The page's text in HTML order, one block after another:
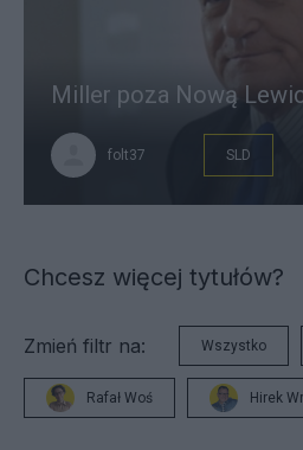
Miller poza Nową
folt37 SLD
Chcesz więcej tytułów?
Zmień filtr na: Wszystko
Rafał Woś Hirek